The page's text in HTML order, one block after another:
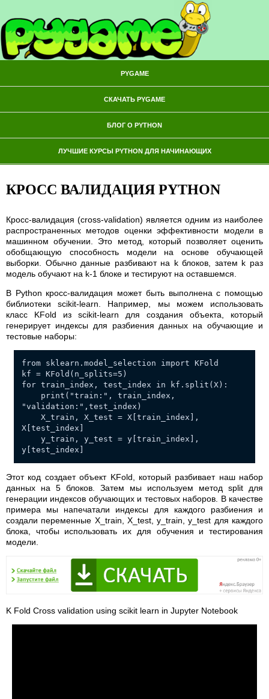
PYGAME
СКАЧАТЬ PYGAME
БЛОГ О PYTHON
ЛУЧШИЕ КУРСЫ PYTHON ДЛЯ НАЧИНАЮЩИХ
КРОСС ВАЛИДАЦИЯ PYTHON
Кросс-валидация (cross-validation) является одним из наиболее
распространенных методов оценки эффективности модели в
машинном обучении. Это метод, который позволяет оценить
обобщающую способность модели на основе обучающей
выборки. Обычно данные разбивают на k блоков, затем k раз
модель обучают на k-1 блоке и тестируют на оставшемся.
В Python кросс-валидация может быть выполнена с помощью
библиотеки scikit-learn. Например, мы можем использовать
класс KFold из scikit-learn для создания объекта, который
генерирует индексы для разбиения данных на обучающие и
тестовые наборы:
from sklearn.model_selection import KFold
kf = KFold(n_splits=5)
for train_index, test_index in kf.split(X):
print("train:", train_index,
"validation:",test_index)
X_train, X_test = X[train_index],
X[test_index]
y_train, y_test = y[train_index],
y[test_index]
Этот код создает объект KFold, который разбивает наш набор
данных на 5 блоков. Затем мы используем метод split для
генерации индексов обучающих и тестовых наборов. В качестве
примера мы напечатали индексы для каждого разбиения и
создали переменные X_train, X_test, y_train, y_test для каждого
блока, чтобы использовать их для обучения и тестирования
модели.
K Fold Cross validation using scikit learn in Jupyter Notebook